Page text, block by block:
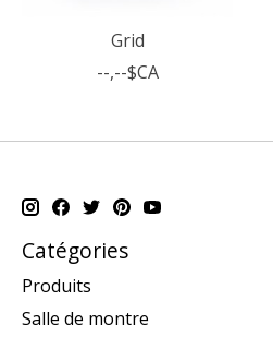
Grid
--,--$CA
Catégories
Produits
Salle de montre